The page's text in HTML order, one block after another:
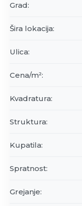
Grad:
Šira lokacija:
Ulica:
Cena/m²:
Kvadratura:
Struktura:
Kupatila:
Spratnost:
Grejanje: